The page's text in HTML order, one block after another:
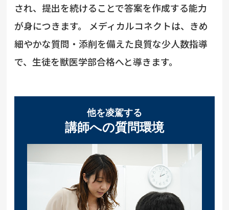
され、提出を続けることで答案を作成する能力
が身につきます。 メディカルコネクトは、きめ
細やかな質問・添削を備えた良質な少人数指導
で、生徒を獣医学部合格へと導きます。
他を凌駕する
講師への質問環境